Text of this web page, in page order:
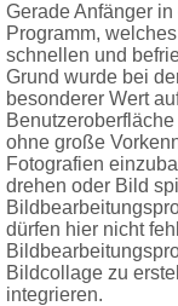
Gerade Anfänger
Programm,
schnellen und
Grund wurde bei
besonderer Wert
ohne große
Fotografien
drehen oder Bild
dürfen hier nicht
Bildcollage zu
integrieren.